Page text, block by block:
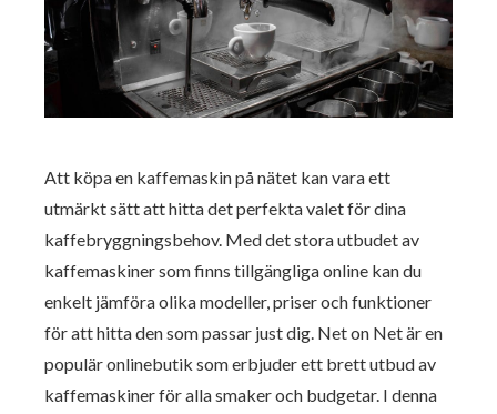
Att köpa en kaffemaskin på nätet kan vara ett
utmärkt sätt att hitta det perfekta valet för dina
kaffebryggningsbehov. Med det stora utbudet av
kaffemaskiner som finns tillgängliga online kan du
enkelt jämföra olika modeller, priser och funktioner
för att hitta den som passar just dig. Net on Net är en
populär onlinebutik som erbjuder ett brett utbud av
kaffemaskiner för alla smaker och budgetar. I denna